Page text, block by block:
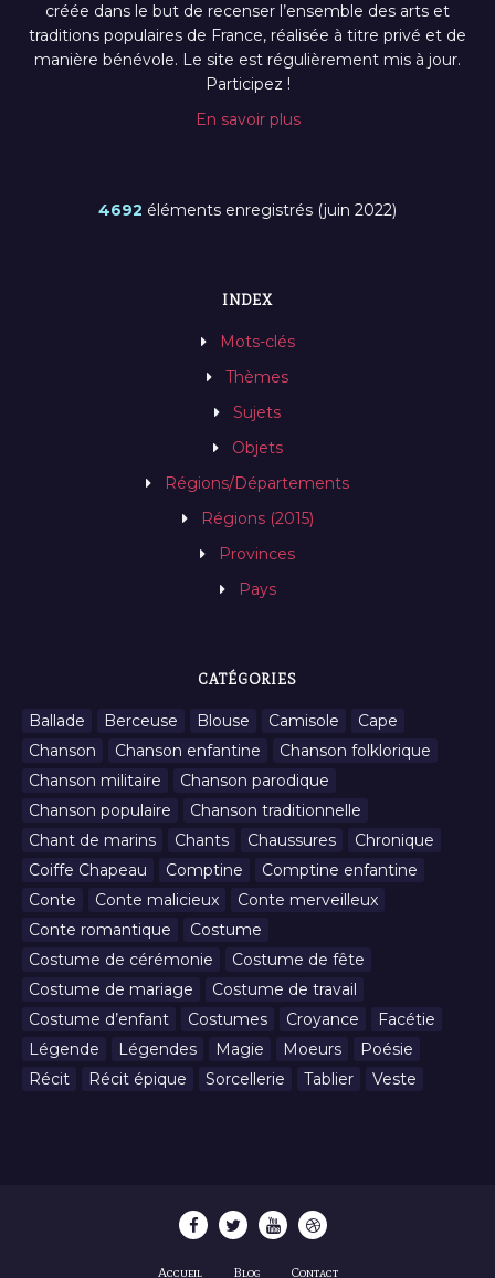
créée dans le but de recenser l’ensemble des arts et
traditions populaires de France, réalisée à titre privé et de
manière bénévole. Le site est régulièrement mis à jour.
Participez !
En savoir plus
4692 éléments enregistrés (juin 2022)
INDEX
Mots-clés
Thèmes
Sujets
Objets
Régions/Départements
Régions (2015)
Provinces
Pays
CATÉGORIES
Ballade Berceuse Blouse Camisole
Cape
Chanson
Chanson enfantine
Chanson folklorique
Chanson militaire
Chanson parodique
Chanson populaire
Chanson traditionnelle
Chant de marins
Chants Chaussures
Chronique
Coiffe Chapeau
Comptine
Comptine enfantine
Conte
Conte malicieux
Conte merveilleux
Conte romantique
Costume
Costume de cérémonie
Costume de fête
Costume de mariage
Costume de travail
Costume d’enfant
Costumes Croyance
Facétie
Légende
Légendes Magie Moeurs
Poésie
Récit
Récit épique Sorcellerie Tablier Veste
Accueil Blog Contact